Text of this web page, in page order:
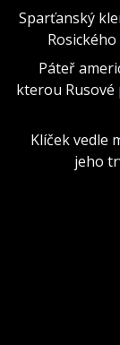
Sparťanský
Páteř
kterou Rusové
Klíček vedle
jeho